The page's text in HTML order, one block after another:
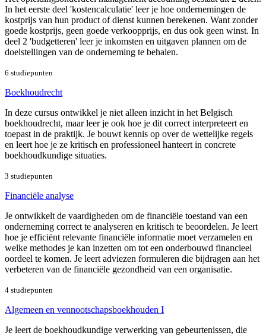
In het eerste deel 'kostencalculatie' leer je hoe ondernemingen de
kostprijs van hun product of dienst kunnen berekenen. Want zonder
goede kostprijs, geen goede verkoopprijs, en dus ook geen winst. In
deel 2 'budgetteren' leer je inkomsten en uitgaven plannen om de
doelstellingen van de onderneming te behalen.
6 studiepunten
Boekhoudrecht
In deze cursus ontwikkel je niet alleen inzicht in het Belgisch
boekhoudrecht, maar leer je ook hoe je dit correct interpreteert en
toepast in de praktijk. Je bouwt kennis op over de wettelijke regels
en leert hoe je ze kritisch en professioneel hanteert in concrete
boekhoudkundige situaties.
3 studiepunten
Financiële analyse
Je ontwikkelt de vaardigheden om de financiële toestand van een
onderneming correct te analyseren en kritisch te beoordelen. Je leert
hoe je efficiënt relevante financiële informatie moet verzamelen en
welke methodes je kan inzetten om tot een onderbouwd financieel
oordeel te komen. Je leert adviezen formuleren die bijdragen aan het
verbeteren van de financiële gezondheid van een organisatie.
4 studiepunten
Algemeen en vennootschapsboekhouden I
Je leert de boekhoudkundige verwerking van gebeurtenissen, die